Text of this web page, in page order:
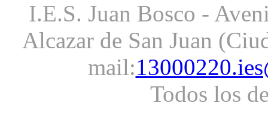
I.E.S. Juan Bosco -
Alcazar de San Juan
mail:
Todos los